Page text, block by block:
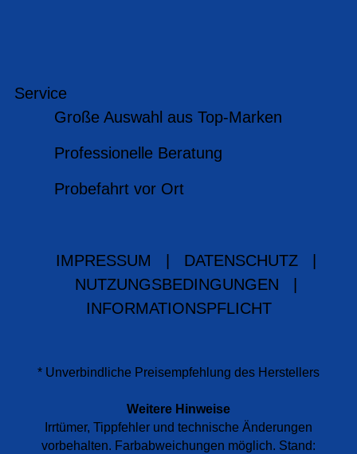
Service
Große Auswahl aus Top-Marken
Professionelle Beratung
Probefahrt vor Ort
IMPRESSUM DATENSCHUTZ
NUTZUNGSBEDINGUNGEN
INFORMATIONSPFLICHT
* Unverbindliche Preisempfehlung des Herstellers
Weitere Hinweise
Irrtümer, Tippfehler und technische Änderungen
vorbehalten. Farbabweichungen möglich. Stand: